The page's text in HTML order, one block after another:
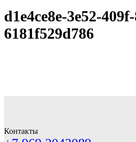
d1e4ce8e-3e52-
6181f529d786
Контакты